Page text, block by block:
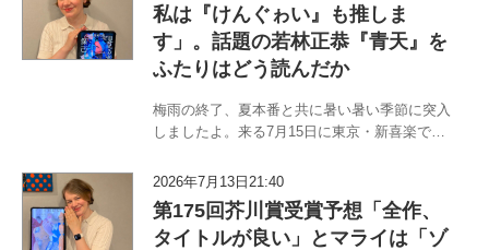
私は『けんぐゎい』も推しま
す」。話題の若林正恭『青天』を
ふたりはどう読んだか
梅雨の終了、夏本番と共に暑い暑い季節に突入
しましたよ。来る7月15日に東京・新喜楽で行
〈職業はドイツ人〉マライ・メントラインと
〈書評から浪曲まで〉杉江松恋のチームM＆M
がすべての候補作を読んだ上で…
2026年7月13日21:40
第175回芥川賞受賞予想「全作、
タイトルが良い」とマライは「ゾ